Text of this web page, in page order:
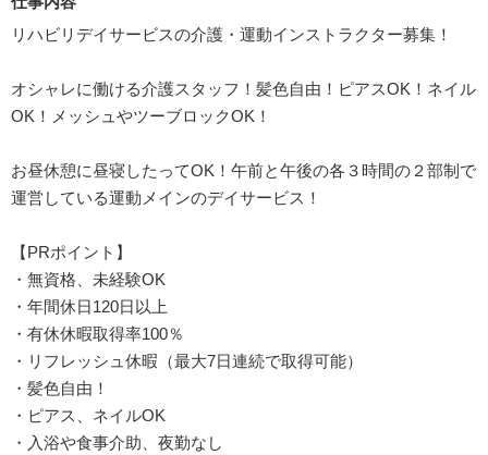
リハビリデイサービスの介護・運動インストラクター募集！
オシャレに働ける介護スタッフ！髪色自由！ピアスOK！ネイル
OK！メッシュやツーブロックOK！
お昼休憩に昼寝したってOK！午前と午後の各３時間の２部制で
運営している運動メインのデイサービス！
【PRポイント】
・無資格、未経験OK
・年間休日120日以上
・有休休暇取得率100％
・リフレッシュ休暇（最大7日連続で取得可能）
・髪色自由！
・ピアス、ネイルOK
・入浴や食事介助、夜勤なし